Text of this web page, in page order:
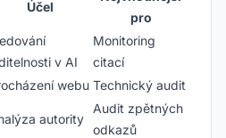
Účel
pro
v AI
Monitoring
citací
webu Technický audit
autority
Audit zpětných
odkazů